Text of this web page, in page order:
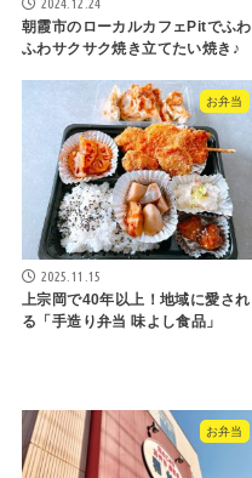
2024.12.24
朝霞市のローカルカフェPitでふわ
ふわサクサク焼き立てたい焼き♪
お弁当
2025.11.15
上宗岡で40年以上！地域に愛され
る「手造り弁当 味よし食品」
お弁当